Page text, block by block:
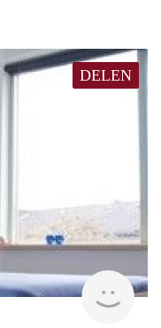
DELEN
rent